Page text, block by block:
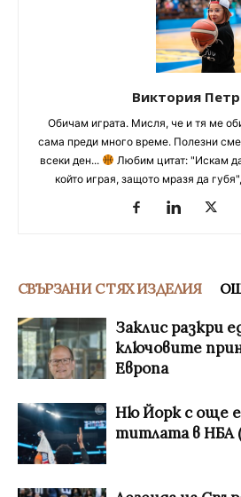
Виктория
Обичам играта. Мисля, че и тя ме
сама преди много време. Полезни
всеки ден...
Любим цитат: "Искам
който играя, защото мразя да
СВЪРЗАНИ С ТЯХ ИЗДЕЛИЯ
Заклис разкри
ключовите
Европа
Ню Йорк с още
титлата в НБА